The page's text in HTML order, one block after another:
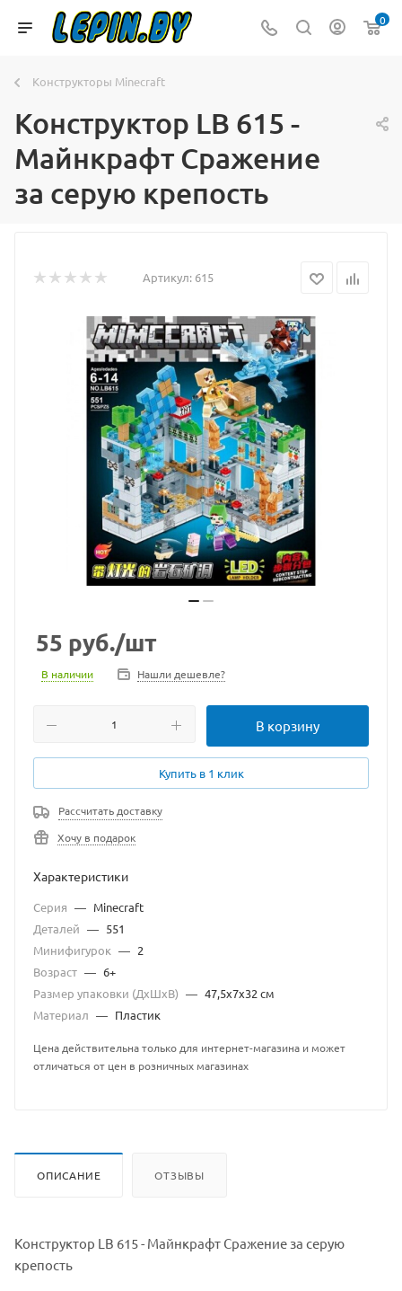
0
Конструкторы Minecraft
Конструктор LB 615 -
Майнкрафт Сражение
за серую крепость
Артикул: 615
55 руб./шт
В наличии Нашли дешевле?
В корзину
Купить в 1 клик
Рассчитать доставку
Хочу в подарок
Характеристики
Серия — Minecraft
Деталей — 551
Минифигурок — 2
Возраст — 6+
Размер упаковки (ДхШхВ) — 47,5х7х32 см
Материал — Пластик
Цена действительна только для интернет-магазина и может
отличаться от цен в розничных магазинах
ОПИСАНИЕ ОТЗЫВЫ
Конструктор LB 615 - Майнкрафт Сражение за серую
крепость